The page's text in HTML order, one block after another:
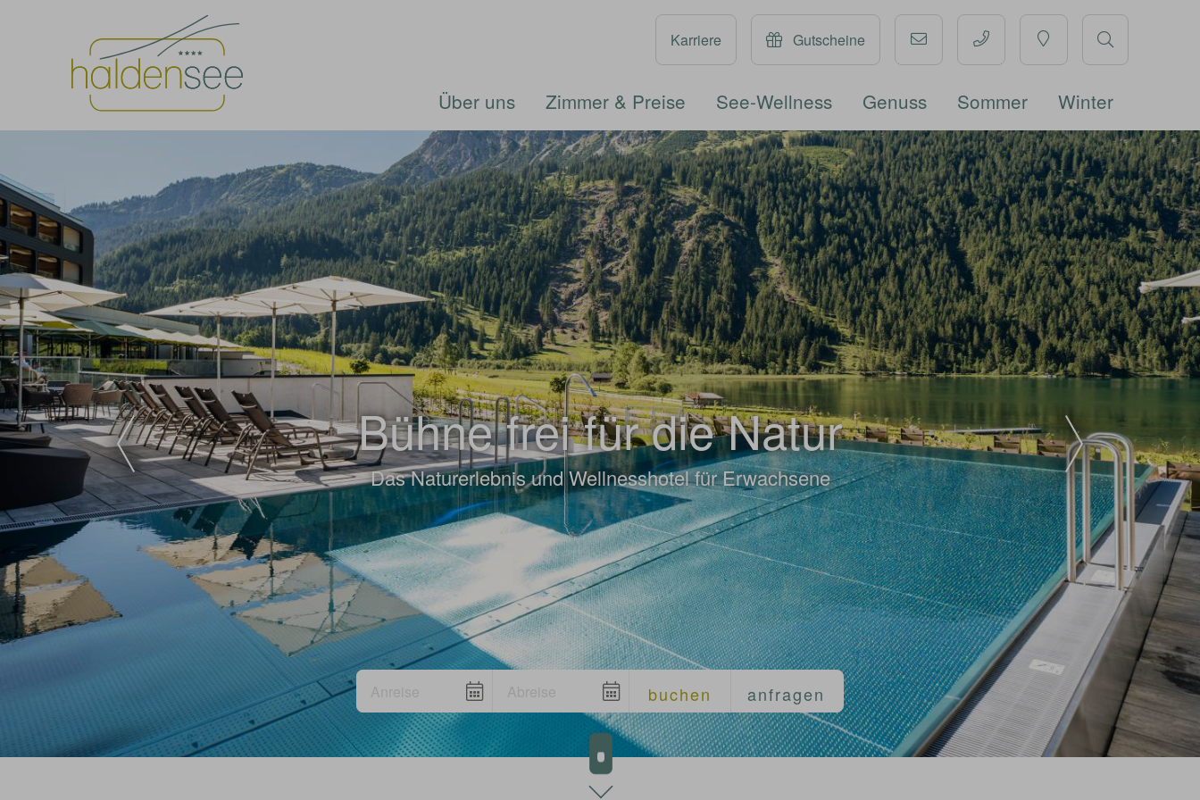
Karriere Gutscheine
Über uns Zimmer & Preise See-Wellness Genuss Sommer Winter
Bühne frei für die Natur
Das Naturerlebnis und Wellnesshotel für Erwachsene